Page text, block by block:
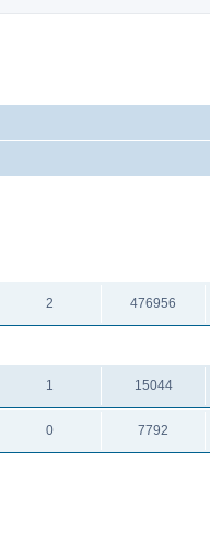
2 476956
1 15044
0 7792